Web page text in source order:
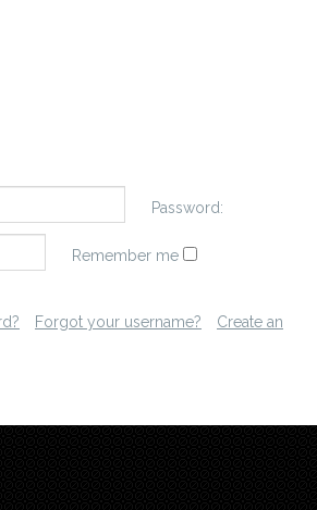
Password:
Remember me
Forgot your username?
Create an